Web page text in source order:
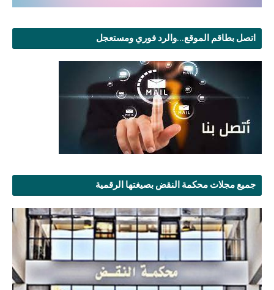
اتصل بطاقم الموقع...والرد فوري ومستعجل
جميع مجلات محكمة النقض بصيغتها الرقمية